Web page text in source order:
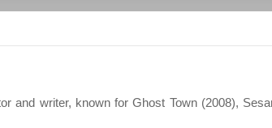
writer, known for Ghost Town (2008),